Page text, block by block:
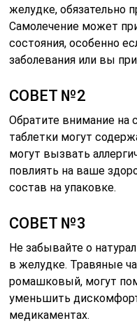
желудке, обязательно
Самолечение может
состояния, особенно
заболевания или вы
СОВЕТ №2
Обратите внимание на
таблетки могут
могут вызвать
повлиять на ваше
состав на упаковке.
СОВЕТ №3
Не забывайте о
в желудке. Травяные
ромашковый, могут
уменьшить
медикаментах.